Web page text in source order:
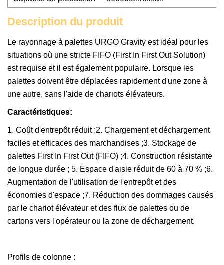
Description du produit
Le rayonnage à palettes URGO Gravity est idéal pour les
situations où une stricte FIFO (First In First Out Solution)
est requise et il est également populaire. Lorsque les
palettes doivent être déplacées rapidement d'une zone à
une autre, sans l'aide de chariots élévateurs.
Caractéristiques:
1. Coût d'entrepôt réduit ;2. Chargement et déchargement
faciles et efficaces des marchandises ;3. Stockage de
palettes First In First Out (FIFO) ;4. Construction résistante
de longue durée ; 5. Espace d'aisie réduit de 60 à 70 % ;6.
Augmentation de l'utilisation de l'entrepôt et des
économies d'espace ;7. Réduction des dommages causés
par le chariot élévateur et des flux de palettes ou de
cartons vers l'opérateur ou la zone de déchargement.
Profils de colonne :